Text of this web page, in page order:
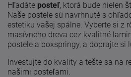
Hľadáte posteľ, ktorá bude nielen
Naše postele sú navrhnuté s
estetiku vašej spálne. Vyberte si z
masívneho dreva cez kvalitné
postele a boxspringy, a doprajte si
Investujte do kvality a tešte sa na
našimi posteľami.